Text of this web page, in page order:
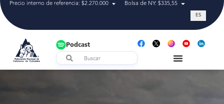
Precio interno de referencia: $2.270.000 Bolsa de NY: $335,55 Tasa de
ES
Podcast